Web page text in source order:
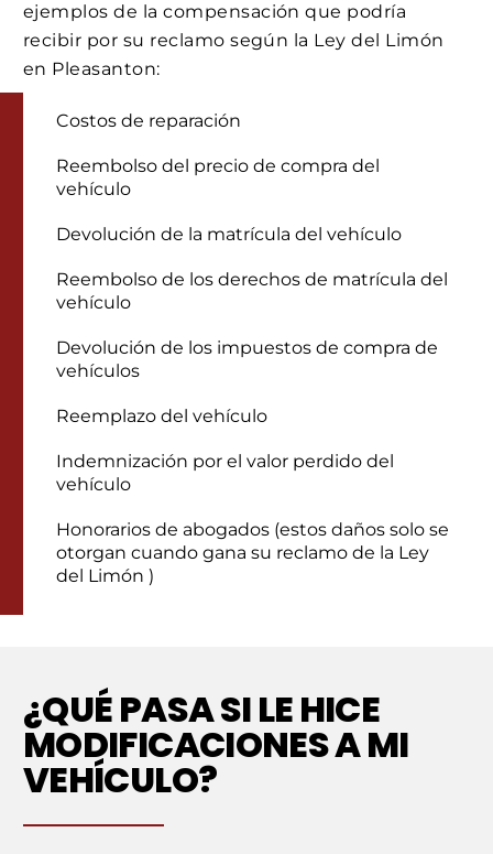
ejemplos de la compensación que podría
recibir por su reclamo según la Ley del Limón
en Pleasanton:
Costos de reparación
Reembolso del precio de compra del
vehículo
Devolución de la matrícula del vehículo
Reembolso de los derechos de matrícula del
vehículo
Devolución de los impuestos de compra de
vehículos
Reemplazo del vehículo
Indemnización por el valor perdido del
vehículo
Honorarios de abogados (estos daños solo se
otorgan cuando gana su reclamo de la Ley
del Limón )
¿QUÉ PASA SI LE HICE
MODIFICACIONES A MI
VEHÍCULO?